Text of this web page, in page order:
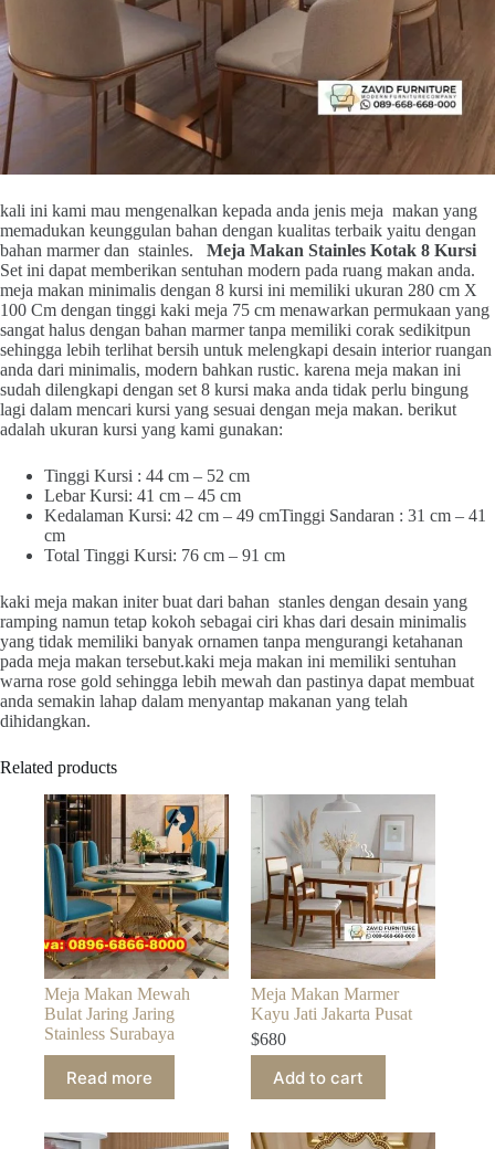
kali ini kami mau mengenalkan kepada anda jenis meja makan yang
memadukan keunggulan bahan dengan kualitas terbaik yaitu dengan
bahan marmer dan stainles. Meja Makan Stainles Kotak 8 Kursi
Set ini dapat memberikan sentuhan modern pada ruang makan anda.
meja makan minimalis dengan 8 kursi ini memiliki ukuran 280 cm X
100 Cm dengan tinggi kaki meja 75 cm menawarkan permukaan yang
sangat halus dengan bahan marmer tanpa memiliki corak sedikitpun
sehingga lebih terlihat bersih untuk melengkapi desain interior ruangan
anda dari minimalis, modern bahkan rustic. karena meja makan ini
sudah dilengkapi dengan set 8 kursi maka anda tidak perlu bingung
lagi dalam mencari kursi yang sesuai dengan meja makan. berikut
adalah ukuran kursi yang kami gunakan:
Tinggi Kursi : 44 cm – 52 cm
Lebar Kursi: 41 cm – 45 cm
Kedalaman Kursi: 42 cm – 49 cmTinggi Sandaran : 31 cm – 41
cm
Total Tinggi Kursi: 76 cm – 91 cm
kaki meja makan initer buat dari bahan stanles dengan desain yang
ramping namun tetap kokoh sebagai ciri khas dari desain minimalis
yang tidak memiliki banyak ornamen tanpa mengurangi ketahanan
pada meja makan tersebut.kaki meja makan ini memiliki sentuhan
warna rose gold sehingga lebih mewah dan pastinya dapat membuat
anda semakin lahap dalam menyantap makanan yang telah
dihidangkan.
Related products
Meja Makan Mewah
Bulat Jaring Jaring
Stainless Surabaya
Read more
Meja Makan Marmer
Kayu Jati Jakarta Pusat
$680
Add to cart